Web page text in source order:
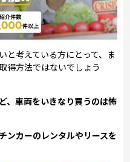
と考えている方にとって、ま
得方法ではないでしょう
、車両をいきなり買うのは怖
ンカーのレンタルやリースを